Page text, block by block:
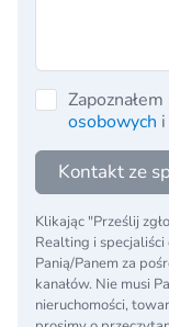
Zapoznałem
osobowych
Kontakt ze
Klikając "Prześlij
Realting i
Panią/Panem za
kanałów. Nie musi
nieruchomości,